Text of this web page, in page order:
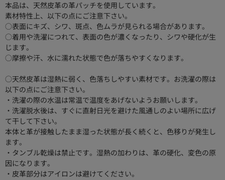
本品は、天然皮革の革パッチを使用しています。
素材特性上、以下の点にご注意下さい。
○表面にキズ、シワ、斑点、色ムラが見られる場合があります。
○着用や洗濯につれて、表面の色が濃くなったり、シワや硬化が生
じます。
○摩擦や汗、水に濡れた状態で色が落ちやすくなります。
○天然皮革は湿熱に弱く、色落ちしやすい素材です。お洗濯の際は
以下の点にご注意下さい。
・洗濯の際の水温は常温で温度をあげないようお願いします。
・洗濯脱水後は、すぐに直射日光を避けた風通しのよい場所に広げ
て干して下さい。
本体と革が接触したまま湿った状態が長く続くと、色移りが発生し
ます。
・タンブル乾燥は禁止です。湿熱の加わりは、革の硬化、変色の原
因になります。
・皮革部分はアイロンは避けてください。